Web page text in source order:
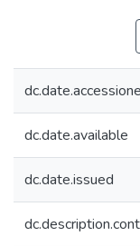
dc.date.available
dc.date.issued